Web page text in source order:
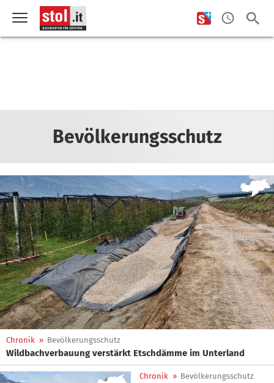
Bevölkerungsschutz
Chronik » Bevölkerungsschutz
Wildbachverbauung verstärkt Etschdämme im Unterland
Chronik » Bevölkerungsschutz